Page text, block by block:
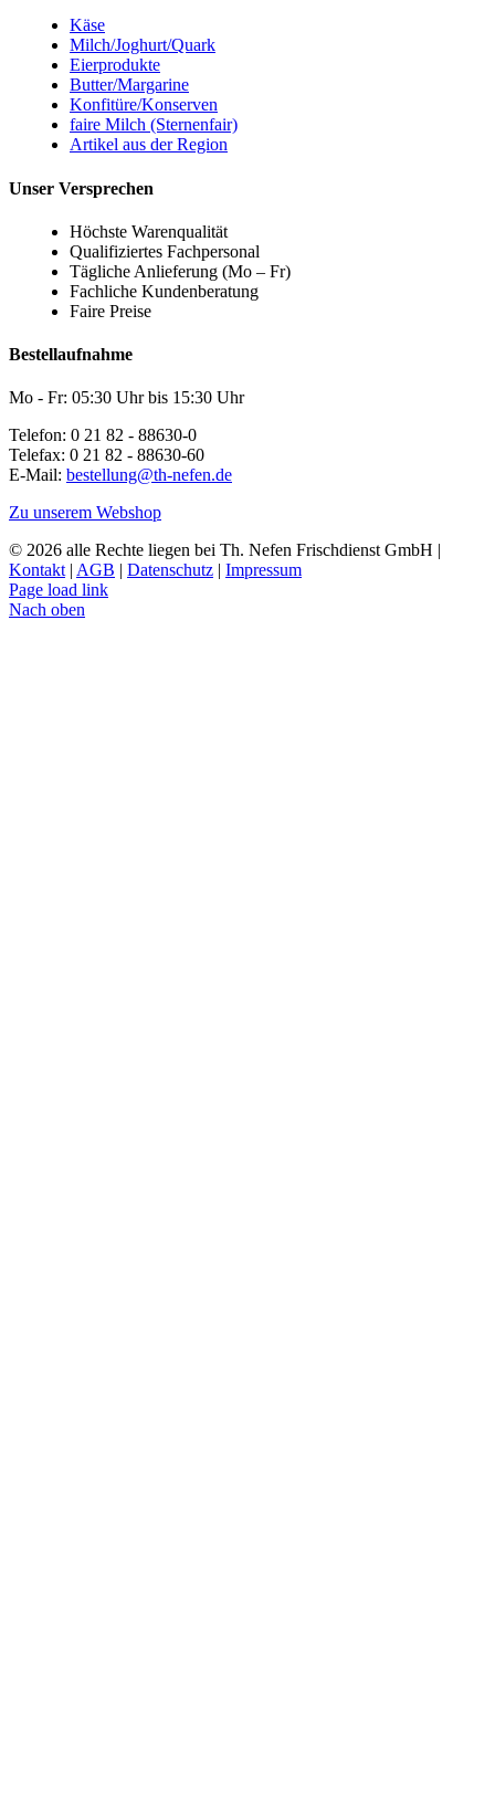
Käse
Milch/Joghurt/Quark
Eierprodukte
Butter/Margarine
Konfitüre/Konserven
faire Milch (Sternenfair)
Artikel aus der Region
Unser Versprechen
Höchste Warenqualität
Qualifiziertes Fachpersonal
Tägliche Anlieferung (Mo – Fr)
Fachliche Kundenberatung
Faire Preise
Bestellaufnahme
Mo - Fr: 05:30 Uhr bis 15:30 Uhr
Telefon: 0 21 82 - 88630-0
Telefax: 0 21 82 - 88630-60
E-Mail: bestellung@th-nefen.de
Zu unserem Webshop
© 2026 alle Rechte liegen bei Th. Nefen Frischdienst GmbH |
Kontakt | AGB | Datenschutz | Impressum
Page load link
Nach oben